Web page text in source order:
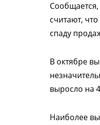
считают,
спаду
В октябре
выросло на
Наиболее